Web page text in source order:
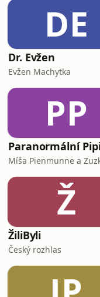
DE
Dr. Evžen
Evžen Machytka
PP
Paranormální
Ž
ŽiliByli
Český rozhlas